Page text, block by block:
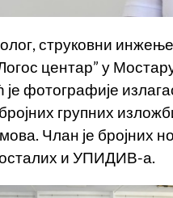
струковни
центар” у
фотографије
групних
Члан је бројних
и УПИДИВ-а.